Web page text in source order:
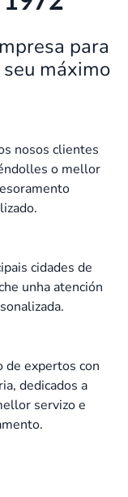
para
máximo
nosos clientes
o mellor
.
cidades de
unha atención
.
de expertos con
dedicados a
servizo e
.